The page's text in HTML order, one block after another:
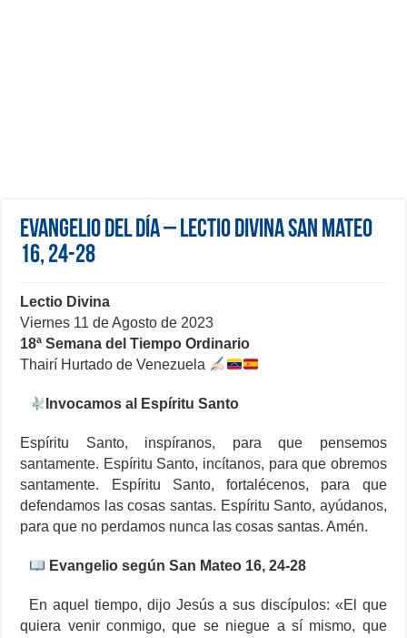
Evangelio del día – Lectio Divina San Mateo
16, 24-28
Lectio Divina
Viernes 11 de Agosto de 2023
18ª Semana del Tiempo Ordinario
Thairí Hurtado de Venezuela
Invocamos al Espíritu Santo
Espíritu Santo, inspíranos, para que pensemos
santamente. Espíritu Santo, incítanos, para que obremos
santamente. Espíritu Santo, fortalécenos, para que
defendamos las cosas santas. Espíritu Santo, ayúdanos,
para que no perdamos nunca las cosas santas. Amén.
Evangelio según San Mateo 16, 24-28
En aquel tiempo, dijo Jesús a sus discípulos: «El que
quiera venir conmigo, que se niegue a sí mismo, que